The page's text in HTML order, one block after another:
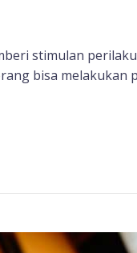
stimulan
bisa melakukan